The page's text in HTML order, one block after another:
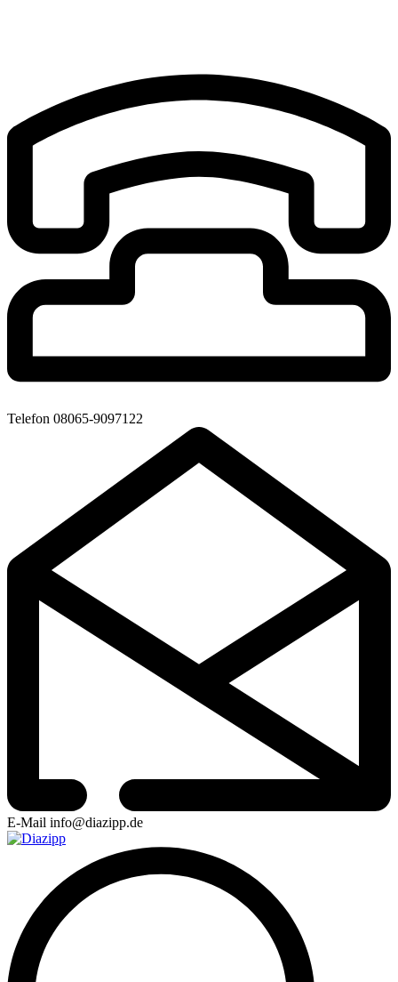
Telefon 08065-9097122
E-Mail info@diazipp.de